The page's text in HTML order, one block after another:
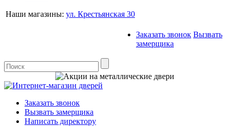
Наши магазины: ул. Крестьянская 30
Заказать звонок Вызвать
замерщика
Заказать звонок
Вызвать замерщика
Написать директору